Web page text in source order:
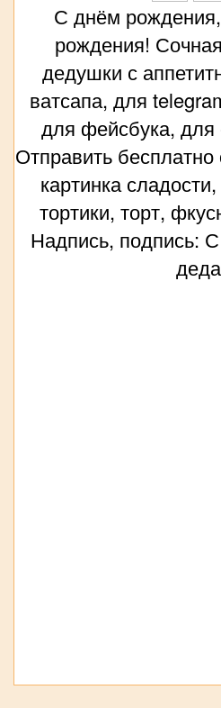
С днём
рождения!
дедушки с
ватсапа, для
для фейсбука, для
Отправить
картинка
тортики, торт,
Надпись, подпись: